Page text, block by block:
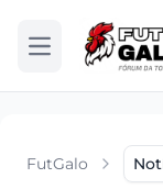
Abrir menu
FutGalo